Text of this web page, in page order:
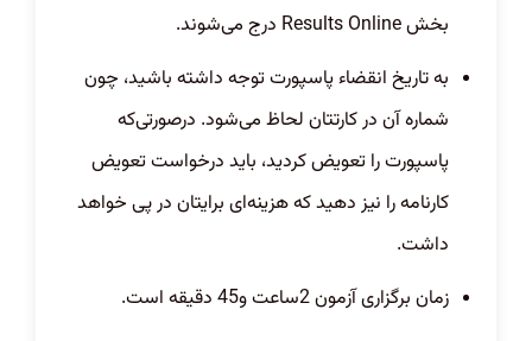
بخش Results Online درج می‌شوند.
به تاریخ انقضاء پاسپورت توجه داشته باشید، چون
شماره آن در کارتتان لحاظ می‌شود. در‌صورتی‌که
پاسپورت را تعویض کردید، باید درخواست تعویض
کارنامه را نیز دهید که هزینه‌ای برایتان در پی خواهد
داشت.
زمان برگزاری آزمون 2ساعت و45 دقیقه است.